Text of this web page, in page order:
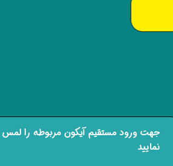
جهت ورود مستقیم آیکون مربوطه را لمس
نمایید